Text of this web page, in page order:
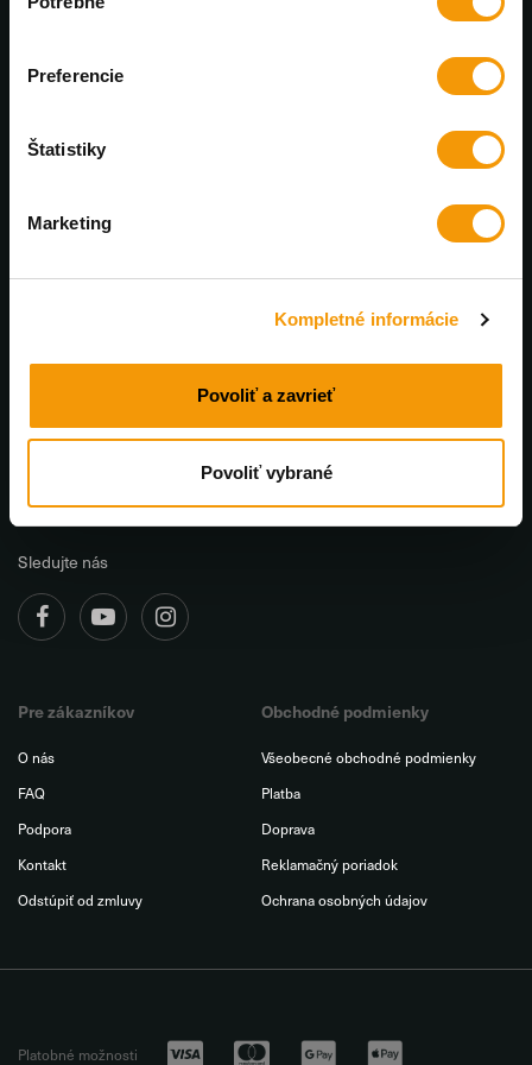
súhlasu
Preferencie
Štatistiky
Marketing
Kompletné informácie
Povoliť a zavrieť
Povoliť vybrané
Poradíme a pomôžeme. Pracovné dni od 8 do 17:00
Tovar skladom doručíme do 48 hodín
Sledujte nás
Pre zákazníkov
O nás
FAQ
Podpora
Kontakt
Odstúpiť od zmluvy
Obchodné podmienky
Všeobecné obchodné podmienky
Platba
Doprava
Reklamačný poriadok
Ochrana osobných údajov
Platobné možnosti